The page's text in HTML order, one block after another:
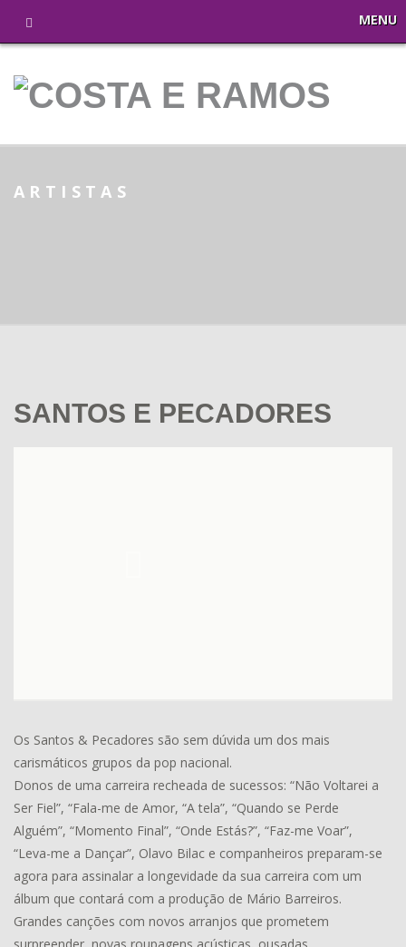
MENU
ARTISTAS
SANTOS E PECADORES
Os Santos & Pecadores são sem dúvida um dos mais
carismáticos grupos da pop nacional.
Donos de uma carreira recheada de sucessos: “Não Voltarei a
Ser Fiel”, “Fala-me de Amor, “A tela”, “Quando se Perde
Alguém”, “Momento Final”, “Onde Estás?”, “Faz-me Voar”,
“Leva-me a Dançar”, Olavo Bilac e companheiros preparam-se
agora para assinalar a longevidade da sua carreira com um
álbum que contará com a produção de Mário Barreiros.
Grandes canções com novos arranjos que prometem